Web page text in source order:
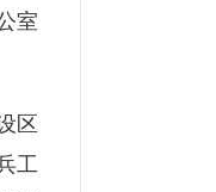
室
区
工